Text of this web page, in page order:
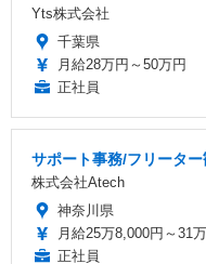
Yts株式会社
千葉県
月給28万円～50万円
正社員
サポート事務/フリータ
株式会社Atech
神奈川県
月給25万8,000円～31
正社員